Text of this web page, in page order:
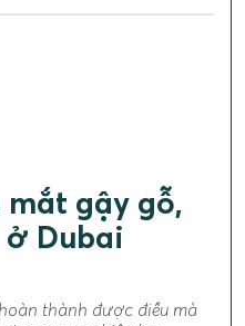
mắt gậy gỗ,
Dubai
thành được điều mà